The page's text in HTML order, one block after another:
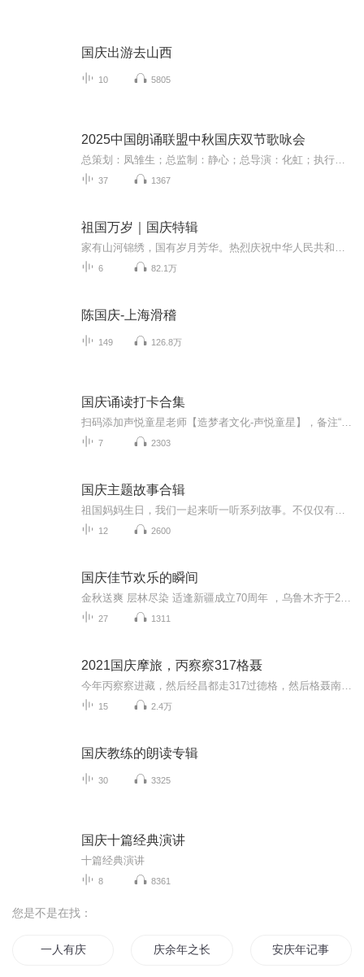
国庆出游去山西
10 5805
2025中国朗诵联盟中秋国庆双节歌咏会
37 1367
祖国万岁｜国庆特辑
6 82.1万
陈国庆-上海滑稽
149 126.8万
国庆诵读打卡合集
7 2303
国庆主题故事合辑
12 2600
国庆佳节欢乐的瞬间
27 1311
2021国庆摩旅，丙察察317格聂
15 2.4万
国庆教练的朗读专辑
30 3325
国庆十篇经典演讲
十篇经典演讲
8 8361
您是不是在找：
一人有庆 庆余年之长歌行 安庆年记事